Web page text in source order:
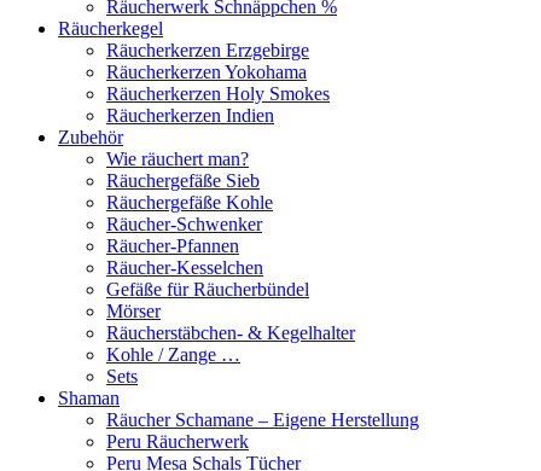
Räucherwerk Schnäppchen %
Räucherkegel
Räucherkerzen Erzgebirge
Räucherkerzen Yokohama
Räucherkerzen Holy Smokes
Räucherkerzen Indien
Zubehör
Wie räuchert man?
Räuchergefäße Sieb
Räuchergefäße Kohle
Räucher-Schwenker
Räucher-Pfannen
Räucher-Kesselchen
Gefäße für Räucherbündel
Mörser
Räucherstäbchen- & Kegelhalter
Kohle / Zange …
Sets
Shaman
Räucher Schamane – Eigene Herstellung
Peru Räucherwerk
Peru Mesa Schals Tücher